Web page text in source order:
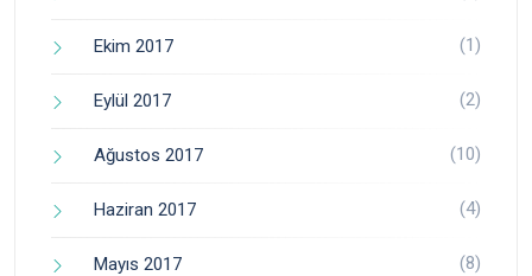
Ekim 2017 (1)
Eylül 2017 (2)
Ağustos 2017 (10)
Haziran 2017 (4)
Mayıs 2017 (8)